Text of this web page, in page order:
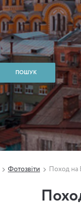
Фотозвіти Поход